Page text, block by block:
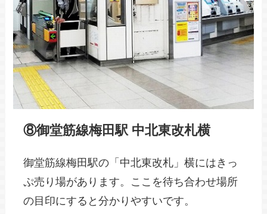
⑧御堂筋線梅田駅 中北東改札横
御堂筋線梅田駅の「中北東改札」横にはきっ
ぷ売り場があります。ここを待ち合わせ場所
の目印にすると分かりやすいです。